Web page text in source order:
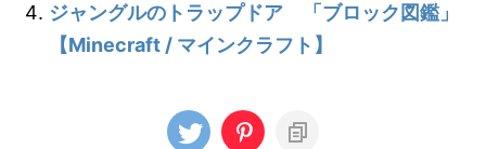
ジャングルのトラップドア 「ブロック図鑑」
【Minecraft / マインクラフト】